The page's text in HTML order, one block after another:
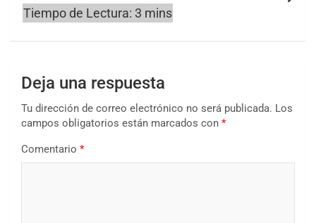
Deja una respuesta
Tu dirección de correo electrónico no será publicada. Los
campos obligatorios están marcados con *
Comentario *